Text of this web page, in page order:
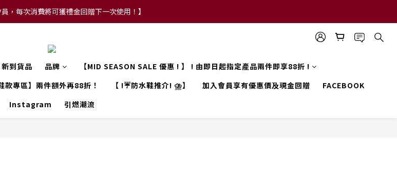
SALE 兩件指定現貨產品即享88折】
員，每次消費將可獲禮金回贈下一次使用！】
新到貨品 品牌
【MID SEASON SALE 優惠 ! 】 ! 由即日起指定產品兩件即享88折 !
款專區】兩件額外再88折！ 【 !☔防水鞋推介! ⛈️】 加入會員享有優惠價及現金回贈
FACEBOOK
Instagram
引燃潮流